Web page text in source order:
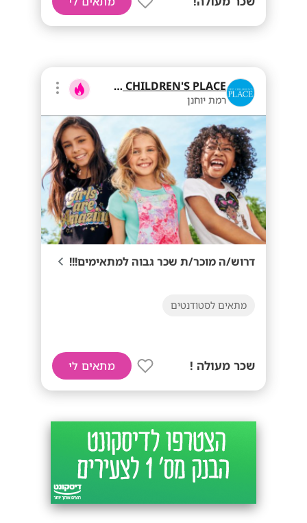
THE CHILDREN'S PLACE
רמת יוחנן
דרוש/ה מוכר/ת שכר גבוה למתאימים!!!
מתאים לסטודנטים
שכר מעולה ! מתאים לי